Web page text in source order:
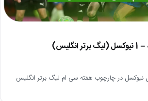
نیوکسل در چارچوب هفته سی ام لیگ برتر انگلیس